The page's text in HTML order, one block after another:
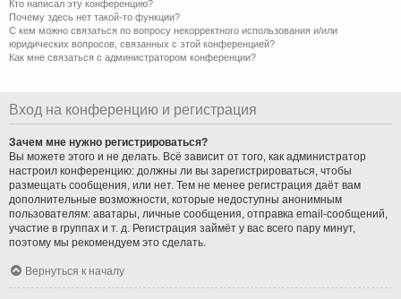
Кто написал эту конференцию?
Почему здесь нет такой-то функции?
С кем можно связаться по вопросу некорректного использования и/или
юридических вопросов, связанных с этой конференцией?
Как мне связаться с администратором конференции?
Вход на конференцию и регистрация
Зачем мне нужно регистрироваться?
Вы можете этого и не делать. Всё зависит от того, как администратор
настроил конференцию: должны ли вы зарегистрироваться, чтобы
размещать сообщения, или нет. Тем не менее регистрация даёт вам
дополнительные возможности, которые недоступны анонимным
пользователям: аватары, личные сообщения, отправка email-сообщений,
участие в группах и т. д. Регистрация займёт у вас всего пару минут,
поэтому мы рекомендуем это сделать.
Вернуться к началу